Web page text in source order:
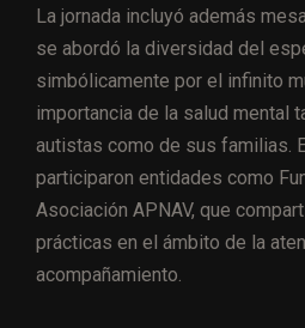
La jornada incluyó además
se abordó la diversidad del
simbólicamente por el infinito
importancia de la salud mental
autistas como de sus familias.
participaron entidades como
Asociación APNAV, que
prácticas en el ámbito de la
acompañamiento.